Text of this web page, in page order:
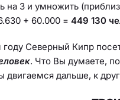
на 3 и умножить
+ 60.000 = 449 130
году Северный Кипр
. Что Вы думаете,
двигаемся дальше, к